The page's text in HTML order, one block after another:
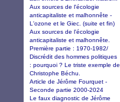
Aux sources de l'écologie
anticapitaliste et malhonnête -
L'ozone et le Giec. (suite et fin)
Aux sources de l'écologie
anticapitaliste et malhonnête.
Première partie : 1970-1982/
Discrédit des hommes politiques
: pourquoi ? Le triste exemple de
Christophe Béchu.
Article de Jérôme Fourquet -
Seconde partie 2000-2024
Le faux diagnostic de Jérôme